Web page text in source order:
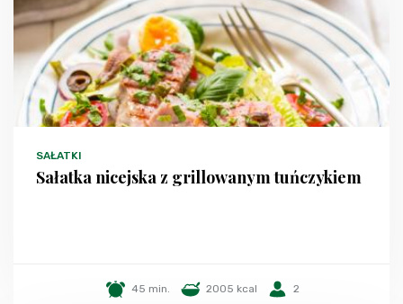
SAŁATKI
Sałatka nicejska z grillowanym tuńczykiem
45 min. 2005 kcal 2